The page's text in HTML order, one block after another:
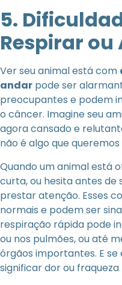
5.
Respirar ou
Ver seu animal está com
andar pode ser
preocupantes e podem
o câncer. Imagine seu
agora cansado e
não é algo que
Quando um animal está
curta, ou hesita antes de
prestar atenção. Esses
normais e podem ser
respiração rápida pode
ou nos pulmões, ou até
órgãos importantes. E se
significar dor ou fraqueza